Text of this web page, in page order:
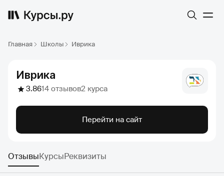
Главная Школы Иврика
Иврика
3.8614 отзывов2 курса
Перейти на сайт
ОтзывыКурсыРеквизиты